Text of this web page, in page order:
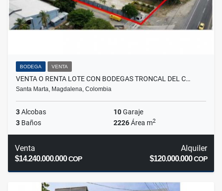
BODEGA VENTA
VENTA O RENTA LOTE CON BODEGAS TRONCAL DEL C…
Santa Marta, Magdalena, Colombia
3Alcobas 10Garaje
3 Baños 2226Área m2
Venta
$14.240.000.000COP
Alquiler
$120.000.000COP